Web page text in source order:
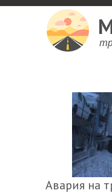
Авария на